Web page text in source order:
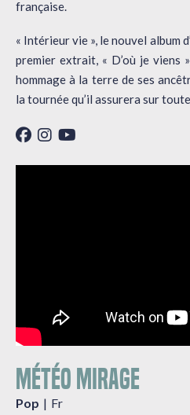
française.
« Intérieur vie », le nouvel album
premier extrait, « D’où je viens
hommage à la terre de ses
la tournée qu’il assurera sur
MÉTÉO MIRAGE
Pop Fr